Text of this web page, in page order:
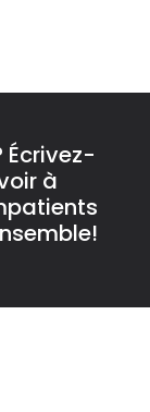
Écrivez-
à